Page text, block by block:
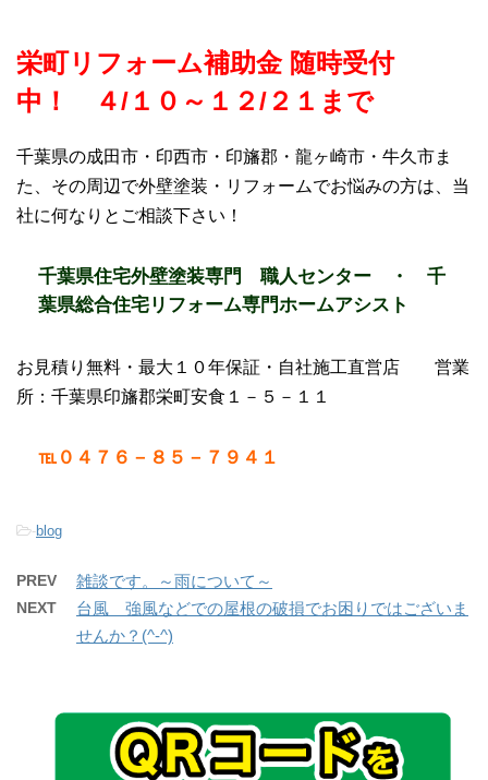
栄町リフォーム補助金 随時受付
中！ ４/１０～１２/２１まで
千葉県の成田市・印西市・印旛郡・龍ヶ崎市・牛久市ま
た、その周辺で外壁塗装・リフォームでお悩みの方は、当
社に何なりとご相談下さい！
千葉県住宅外壁塗装専門 職人センター ・ 千
葉県総合住宅リフォーム専門ホームアシスト
お見積り無料・最大１０年保証・自社施工直営店 営業
所：千葉県印旛郡栄町安食１－５－１１
℡０４７６－８５－７９４１
-blog
PREV 雑談です。～雨について～
NEXT
台風 強風などでの屋根の破損でお困りではございま
せんか？(^-^)